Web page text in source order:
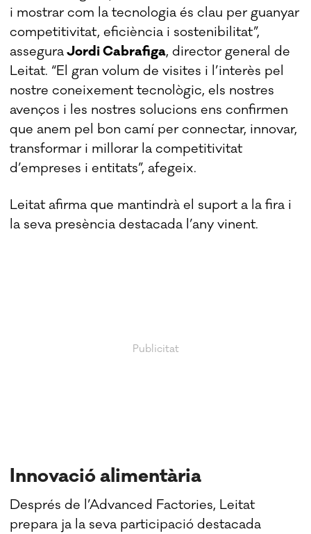
i mostrar com la tecnologia és clau per guanyar
competitivitat, eficiència i sostenibilitat”,
asseguraJordi Cabrafiga, director general de
Leitat. “El gran volum de visites i l’interès pel
nostre coneixement tecnològic, els nostres
avenços i les nostres solucions ens confirmen
que anem pel bon camí per connectar, innovar,
transformar i millorar la competitivitat
d’empreses i entitats”, afegeix.
Leitat afirma que mantindrà el suport a la fira i
la seva presència destacada l’any vinent.
Innovació alimentària
Després de l’Advanced Factories, Leitat
prepara ja la seva participació destacada